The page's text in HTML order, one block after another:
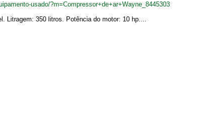
usado/?m=Compressor+de+ar+Wayne_8445303
Litragem: 350 litros. Potência do motor: 10 hp....